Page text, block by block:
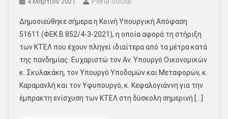
Δημοσιεύθηκε σήμερα η Κοινή Υπουργική Απόφαση
51611 (ΦΕΚ Β 852/4-3-2021), η οποία αφορά τη στήριξη
των ΚΤΕΛ που έχουν πληγεί ιδιαίτερα από τα μέτρα κατά
της πανδημίας. Ευχαριστώ τον Αν. Υπουργό Οικονομικών
κ. Σκυλακάκη, τον Υπουργό Υποδομών και Μεταφορών, κ.
Καραμανλή και τον Υφυπουργό, κ. Κεφαλογιάννη για την
έμπρακτη ενίσχυση των ΚΤΕΛ στη δύσκολη σημερινή […]